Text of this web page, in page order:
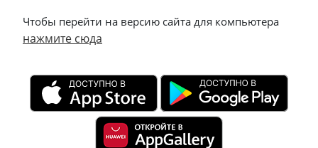
Чтобы перейти на версию сайта для компьютера
нажмите сюда